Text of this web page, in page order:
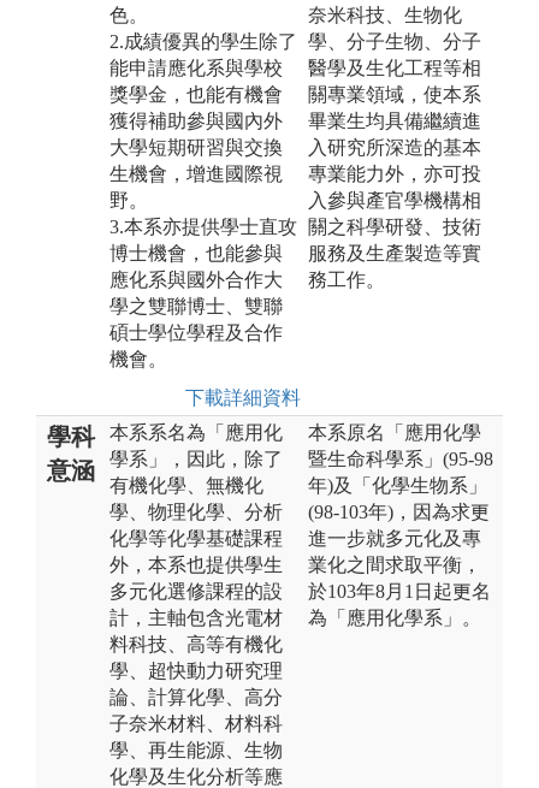
色。
2.成績優異的學生除了
能申請應化系與學校
獎學金，也能有機會
獲得補助參與國內外
大學短期研習與交換
生機會，增進國際視
野。
3.本系亦提供學士直攻
博士機會，也能參與
應化系與國外合作大
學之雙聯博士、雙聯
碩士學位學程及合作
機會。
下載詳細資料
奈米科技、生物化
學、分子生物、分子
醫學及生化工程等相
關專業領域，使本系
畢業生均具備繼續進
入研究所深造的基本
專業能力外，亦可投
入參與產官學機構相
關之科學研發、技術
服務及生產製造等實
務工作。
學科
意涵
本系系名為「應用化
學系」，因此，除了
有機化學、無機化
學、物理化學、分析
化學等化學基礎課程
外，本系也提供學生
多元化選修課程的設
計，主軸包含光電材
料科技、高等有機化
學、超快動力研究理
論、計算化學、高分
子奈米材料、材料科
學、再生能源、生物
化學及生化分析等應
本系原名「應用化學
暨生命科學系」(95-98
年)及「化學生物系」
(98-103年)，因為求更
進一步就多元化及專
業化之間求取平衡，
於103年8月1日起更名
為「應用化學系」。